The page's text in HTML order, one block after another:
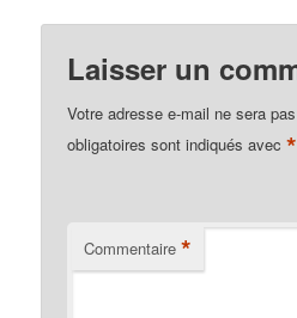
Laisser un
Votre adresse e-mail ne sera
obligatoires sont indiqués avec*
Commentaire *